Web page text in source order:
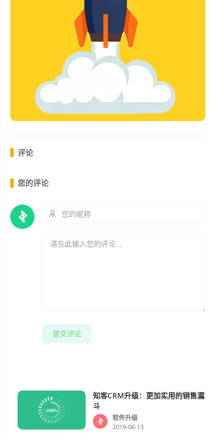
评论
您的评论
提交评论
知客CRM升级：更加实用的销售漏
斗
软件升级
2019-06-13